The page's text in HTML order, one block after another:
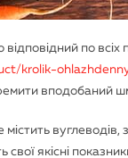
по
krolik-
вподобаний
якісні